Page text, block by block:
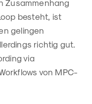
Zusammenhang
besteht, ist
gelingen
richtig gut.
via
von MPC-